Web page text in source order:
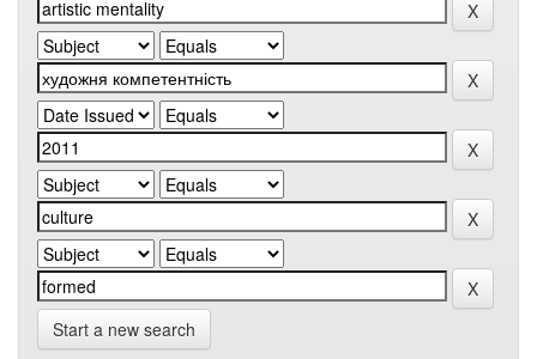
Start a new search